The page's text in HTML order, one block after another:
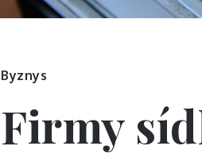
Byznys
Firmy